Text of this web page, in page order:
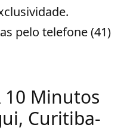
pelo telefone (41)
10 Minutos
Curitiba-